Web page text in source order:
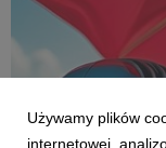
Używamy plików
internetowej,